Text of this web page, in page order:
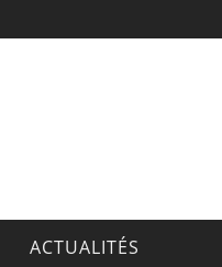
ACTUALITÉS